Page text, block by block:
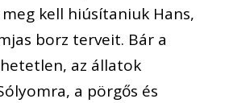
kell hiúsítaniuk Hans,
borz terveit. Bár a
az állatok
a pörgős és